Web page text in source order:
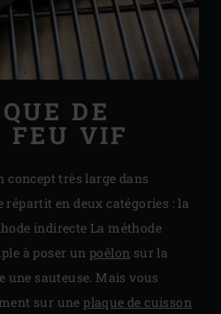
DE
FEU VIF
concept très large dans
répartit en deux catégories : la
indirecte La méthode
à poser un poêlon sur la
une sauteuse. Mais vous
sur une plaque de cuisson